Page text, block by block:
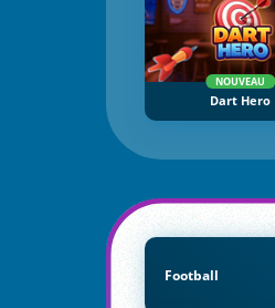
NOUVEAU
Dart Hero
Football